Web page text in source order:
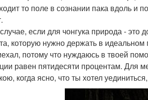
то поле в сознании пака вдоль и
если для чонгука природа -
которую нужно держать в идеальном
потому что нуждаюсь в твоей
равен пятидесяти процентам. Для
когда ясно, что ты хотел